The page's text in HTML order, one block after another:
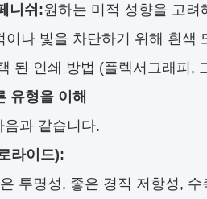
니쉬:원하는 미적 성향을 고려
이나 빛을 차단하기 위해 흰색
된 인쇄 방법 (플렉서그래피,
유형을 이해
과 같습니다.
라이드):
투명성, 좋은 경직 저항성,